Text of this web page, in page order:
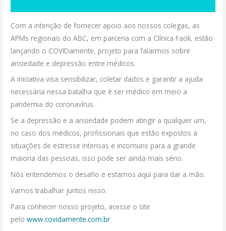
Com a intenção de fornecer apoio aos nossos colegas, as
APMs regionais do ABC, em parceria com a Clínica Facili, estão
lançando o COVIDamente, projeto para falarmos sobre
ansiedade e depressão entre médicos.
A iniciativa visa sensibilizar, coletar dados e garantir a ajuda
necessária nessa batalha que é ser médico em meio a
pandemia do coronavírus.
Se a depressão e a ansiedade podem atingir a qualquer um,
no caso dos médicos, profissionais que estão expostos a
situações de estresse intensas e incomuns para a grande
maioria das pessoas, isso pode ser ainda mais sério.
Nós entendemos o desafio e estamos aqui para dar a mão.
Vamos trabalhar juntos nisso.
Para conhecer nosso projeto, acesse o site
pelowww.covidamente.com.br